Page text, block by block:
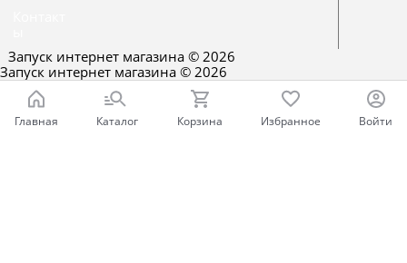
Запуск интернет магазина © 2026
Запуск интернет магазина © 2026
Главная Каталог Корзина Избранное Войти